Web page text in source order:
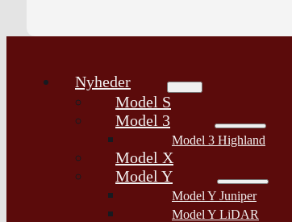
Nyheder
Model S
Model 3
Model 3 Highland
Model X
Model Y
Model Y Juniper
Model Y LiDAR